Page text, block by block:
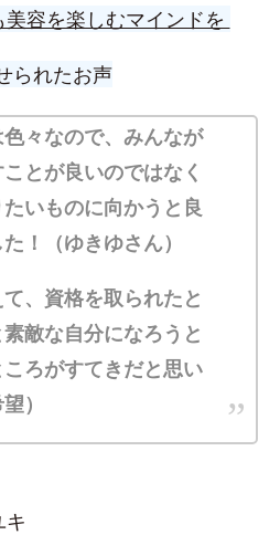
容を楽しむマインドを
られたお声
色々なので、みんなが
とが良いのではなく
いものに向かうと良
！（ゆきゆさん）
、資格を取られたと
敵な自分になろうと
ろがすてきだと思い
）
キ